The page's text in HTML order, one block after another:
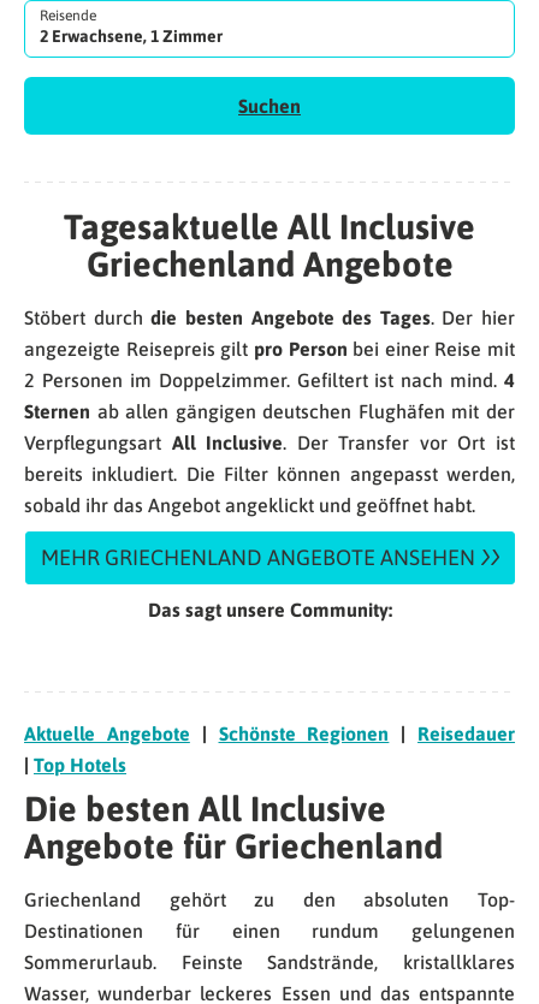
Reisende
2 Erwachsene, 1 Zimmer
Suchen
Tagesaktuelle All Inclusive
Griechenland Angebote
Stöbert durchdie besten Angebote des Tages. Der hier
angezeigte Reisepreis gilt pro Person bei einer Reise mit
2 Personen im Doppelzimmer. Gefiltert ist nach mind. 4
Sternen ab allen gängigen deutschen Flughäfen mit der
Verpflegungsart All Inclusive. Der Transfer vor Ort ist
bereits inkludiert. Die Filter können angepasst werden,
sobald ihr das Angebot angeklickt und geöffnet habt.
MEHR GRIECHENLAND ANGEBOTE ANSEHEN
Das sagt unsere Community:
Aktuelle Angebote Schönste Regionen
Reisedauer
Top Hotels
Die besten All Inclusive
Angebote für Griechenland
Griechenland gehört zu den absoluten Top-
Destinationen für einen rundum gelungenen
Sommerurlaub. Feinste Sandstrände, kristallklares
Wasser, wunderbar leckeres Essen und das entspannte